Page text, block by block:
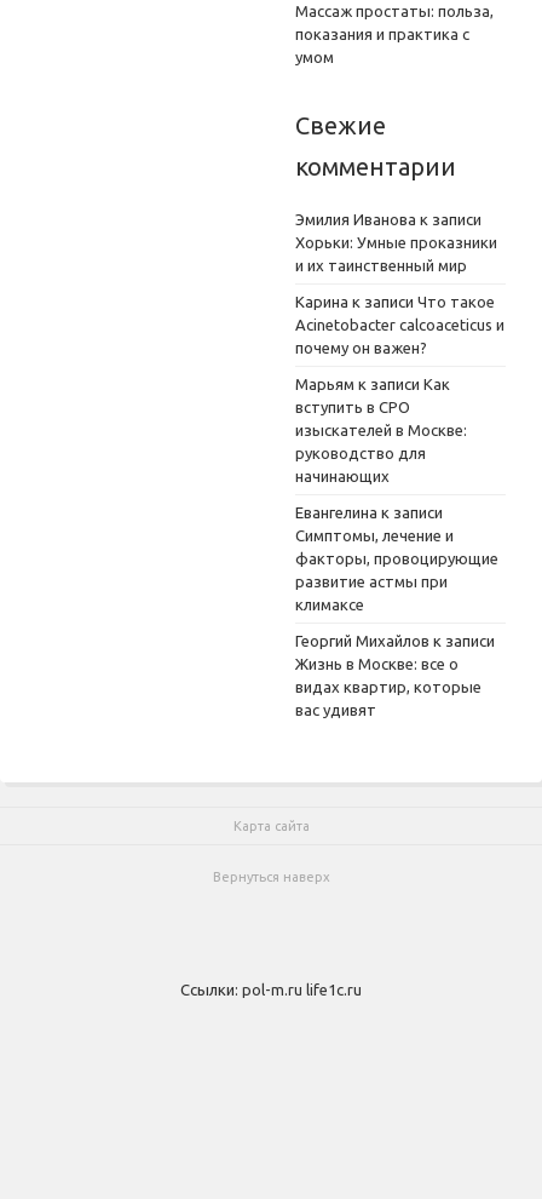
Массаж простаты: польза,
показания и практика с
умом
Свежие
комментарии
Эмилия Иванова к записи
Хорьки: Умные проказники
и их таинственный мир
Карина к записи Что такое
Acinetobacter calcoaceticus и
почему он важен?
Марьям к записи Как
вступить в СРО
изыскателей в Москве:
руководство для
начинающих
Евангелина к записи
Симптомы, лечение и
факторы, провоцирующие
развитие астмы при
климаксе
Георгий Михайлов к записи
Жизнь в Москве: все о
видах квартир, которые
вас удивят
Карта сайта
Вернуться наверх
Ссылки: pol-m.ru life1c.ru